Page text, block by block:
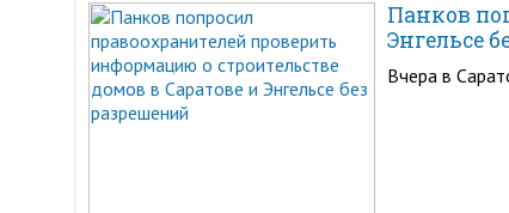
Панков
Энгельсе
Вчера в